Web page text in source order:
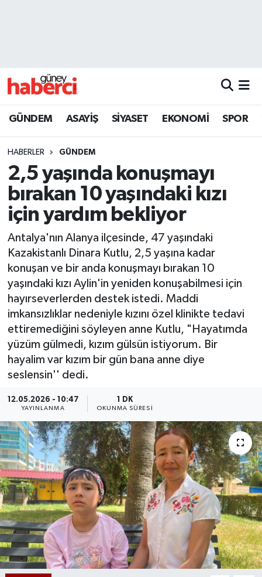
GÜNDEM ASAYİŞ SİYASET EKONOMİ SPOR
HABERLER GÜNDEM
2,5 yaşında konuşmayı
bırakan 10 yaşındaki kızı
için yardım bekliyor
Antalya'nın Alanya ilçesinde, 47 yaşındaki
Kazakistanlı Dinara Kutlu, 2,5 yaşına kadar
konuşan ve bir anda konuşmayı bırakan 10
yaşındaki kızı Aylin'in yeniden konuşabilmesi için
hayırseverlerden destek istedi. Maddi
imkansızlıklar nedeniyle kızını özel klinikte tedavi
ettiremediğini söyleyen anne Kutlu, "Hayatımda
yüzüm gülmedi, kızım gülsün istiyorum. Bir
hayalim var kızım bir gün bana anne diye
seslensin'' dedi.
12.05.2026 - 10:47
YAYINLANMA
1 DK
OKUNMA SÜRESI
Beyoğlu Trafik Yoğunluk Haritası
Son Dakika Haberleri
Haber Arşivi